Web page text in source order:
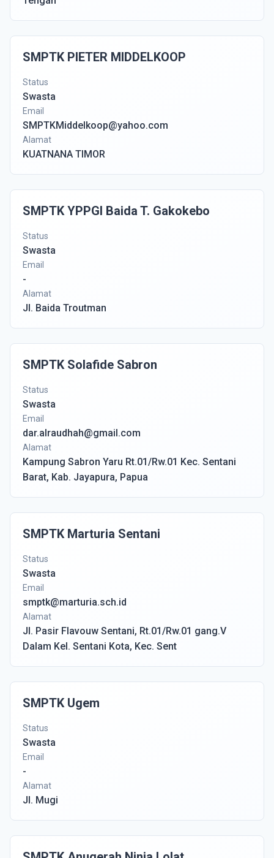
SMPTK PIETER MIDDELKOOP
Status
Swasta
Email
SMPTKMiddelkoop@yahoo.com
Alamat
KUATNANA TIMOR
SMPTK YPPGI Baida T. Gakokebo
Status
Swasta
Email
-
Alamat
Jl. Baida Troutman
SMPTK Solafide Sabron
Status
Swasta
Email
dar.alraudhah@gmail.com
Alamat
Kampung Sabron Yaru Rt.01/Rw.01 Kec. Sentani
Barat, Kab. Jayapura, Papua
SMPTK Marturia Sentani
Status
Swasta
Email
smptk@marturia.sch.id
Alamat
Jl. Pasir Flavouw Sentani, Rt.01/Rw.01 gang.V
Dalam Kel. Sentani Kota, Kec. Sent
SMPTK Ugem
Status
Swasta
Email
-
Alamat
Jl. Mugi